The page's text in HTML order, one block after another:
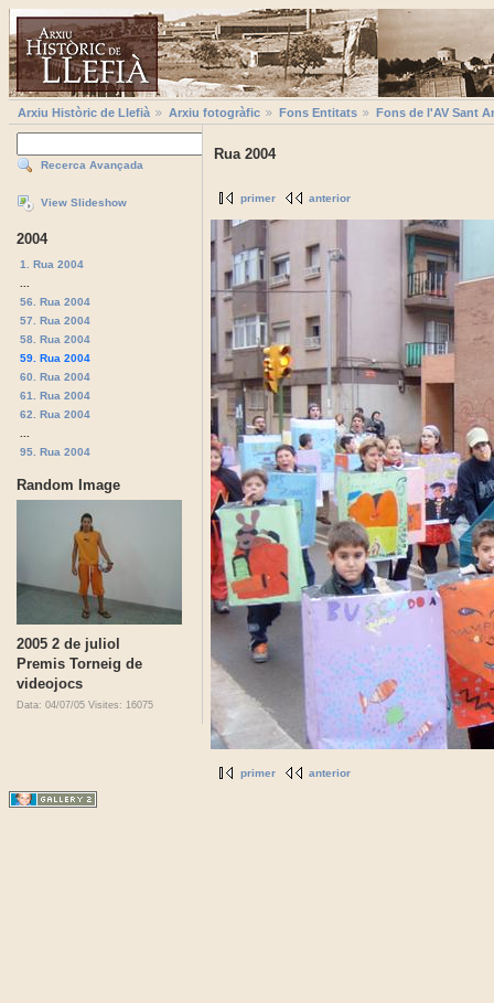
Arxiu Històric de Llefià Arxiu fotogràfic Fons Entitats Fons de l'AV Sant
Recerca Avançada
View Slideshow
2004
1. Rua 2004
56. Rua 2004
57. Rua 2004
58. Rua 2004
59. Rua 2004
60. Rua 2004
61. Rua 2004
62. Rua 2004
95. Rua 2004
Random Image
2005 2 de juliol
Premis Torneig de
videojocs
Data: 04/07/05 Visites: 16075
Rua 2004
primer anterior
primer anterior